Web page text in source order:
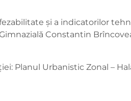
și a indicatorilor
Constantin
Planul Urbanistic Zonal –